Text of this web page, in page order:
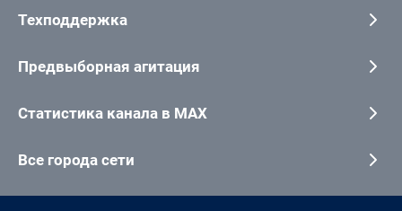
Техподдержка
Предвыборная агитация
Статистика канала в MAX
Все города сети